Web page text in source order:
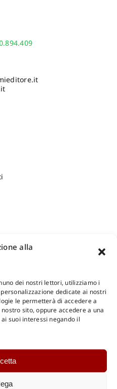
alla
dei nostri lettori, utilizziamo i
dedicate ai nostri
le permetterà di accedere a
sito, oppure accedere a una
suoi interessi negando il
Sicuri e anche Rateali
Catalogo Online
Catalogo Internazionale